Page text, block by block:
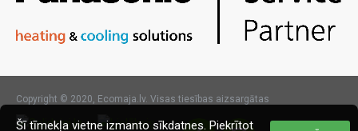
Copyright © 2020, Ecomaja.lv. Visas tiesības aizsargātas
Šī tīmekļa vietne izmanto sīkdatnes. Piekrītot